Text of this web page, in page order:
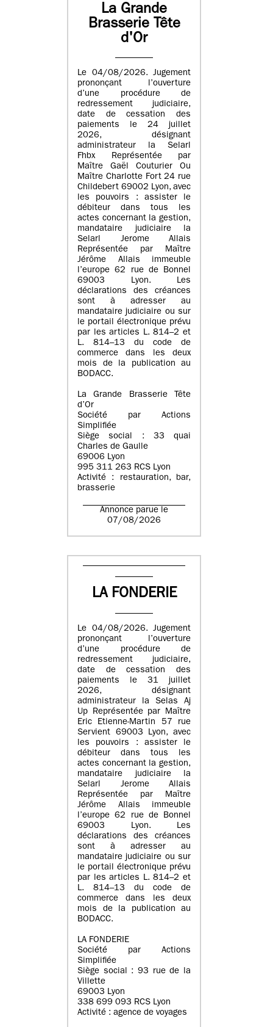
La Grande
Brasserie Tête
d'Or
Le 04/08/2026. Jugement
prononçant l’ouverture
d’une procédure de
redressement judiciaire,
date de cessation des
paiements le 24 juillet
2026, désignant
administrateur la Selarl
Fhbx Représentée par
Maître Gaël Couturier Ou
Maître Charlotte Fort 24 rue
Childebert 69002 Lyon, avec
les pouvoirs : assister le
débiteur dans tous les
actes concernant la gestion,
mandataire judiciaire la
Selarl Jerome Allais
Représentée par Maître
Jérôme Allais immeuble
l’europe 62 rue de Bonnel
69003 Lyon. Les
déclarations des créances
sont à adresser au
mandataire judiciaire ou sur
le portail électronique prévu
par les articles L. 814–2 et
L. 814–13 du code de
commerce dans les deux
mois de la publication au
BODACC.
La Grande Brasserie Tête
d’Or
Société par Actions
Simplifiée
Siège social : 33 quai
Charles de Gaulle
69006 Lyon
995 311 263 RCS Lyon
Activité : restauration, bar,
brasserie
Annonce parue le
07/08/2026
LA FONDERIE
Le 04/08/2026. Jugement
prononçant l’ouverture
d’une procédure de
redressement judiciaire,
date de cessation des
paiements le 31 juillet
2026, désignant
administrateur la Selas Aj
Up Représentée par Maître
Eric Etienne-Martin 57 rue
Servient 69003 Lyon, avec
les pouvoirs : assister le
débiteur dans tous les
actes concernant la gestion,
mandataire judiciaire la
Selarl Jerome Allais
Représentée par Maître
Jérôme Allais immeuble
l’europe 62 rue de Bonnel
69003 Lyon. Les
déclarations des créances
sont à adresser au
mandataire judiciaire ou sur
le portail électronique prévu
par les articles L. 814–2 et
L. 814–13 du code de
commerce dans les deux
mois de la publication au
BODACC.
LA FONDERIE
Société par Actions
Simplifiée
Siège social : 93 rue de la
Villette
69003 Lyon
338 699 093 RCS Lyon
Activité : agence de voyages